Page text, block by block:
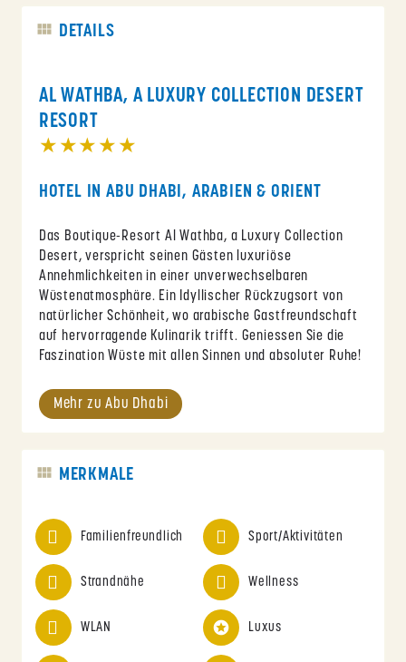
DETAILS
AL WATHBA, A LUXURY COLLECTION DESERT
RESORT
★★★★★
HOTEL IN ABU DHABI, ARABIEN & ORIENT
Das Boutique-Resort Al Wathba, a Luxury Collection
Desert, verspricht seinen Gästen luxuriöse
Annehmlichkeiten in einer unverwechselbaren
Wüstenatmosphäre. Ein Idyllischer Rückzugsort von
natürlicher Schönheit, wo arabische Gastfreundschaft
auf hervorragende Kulinarik trifft. Geniessen Sie die
Faszination Wüste mit allen Sinnen und absoluter Ruhe!
Mehr zu Abu Dhabi
MERKMALE
Familienfreundlich Sport/Aktivitäten
Strandnähe Wellness
WLAN Luxus